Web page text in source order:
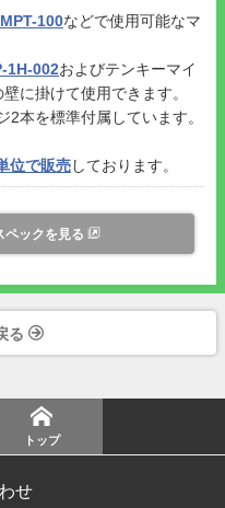
MPT-100などで使用可能なマ
1H-002およびテンキーマイ
に掛けて使用できます。
本を標準付属しています。
位で販売しております。
ペックを見る
る
トップ
せ